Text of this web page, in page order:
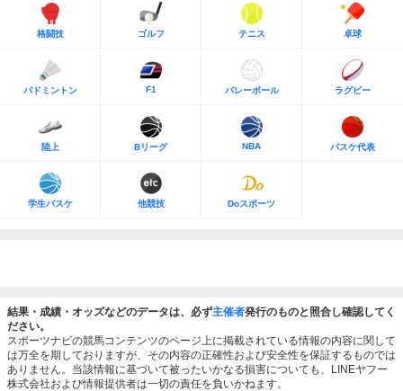
格闘技 ゴルフ テニス 卓球
バドミントン F1 バレーボール ラグビー
陸上 Bリーグ NBA バスケ代表
学生バスケ 他競技 Doスポーツ
結果・成績・オッズなどのデータは、必ず主催者発行のものと照合し確認してく
ださい。
スポーツナビの競馬コンテンツのページ上に掲載されている情報の内容に関して
は万全を期しておりますが、その内容の正確性および安全性を保証するものでは
ありません。当該情報に基づいて被ったいかなる損害についても、LINEヤフー
株式会社および情報提供者は一切の責任を負いかねます。